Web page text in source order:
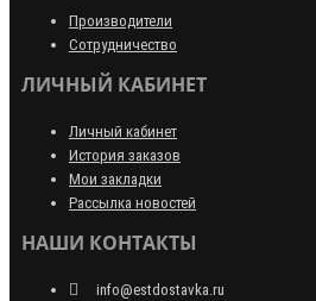
Производители
Сотрудничество
ЛИЧНЫЙ КАБИНЕТ
Личный кабинет
История заказов
Мои закладки
Рассылка новостей
НАШИ КОНТАКТЫ
info@estdostavka.ru